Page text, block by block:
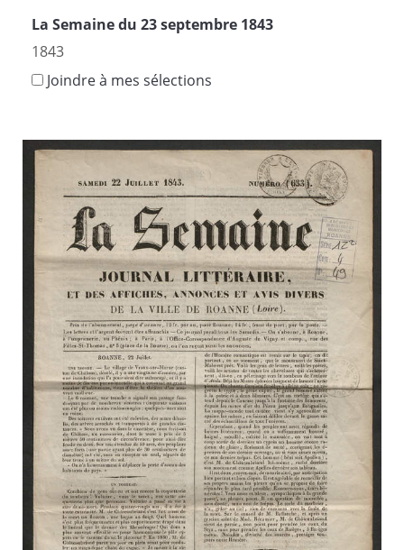
La Semaine du 23 septembre 1843
1843
Joindre à mes sélections